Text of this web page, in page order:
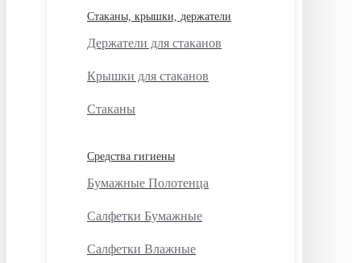
Стаканы, крышки, держатели
Держатели для стаканов
Крышки для стаканов
Стаканы
Средства гигиены
Бумажные Полотенца
Салфетки Бумажные
Салфетки Влажные